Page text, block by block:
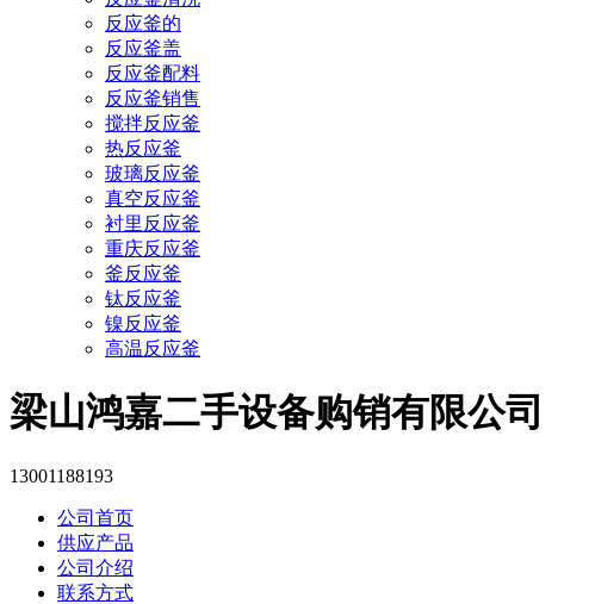
反应釜的
反应釜盖
反应釜配料
反应釜销售
搅拌反应釜
热反应釜
玻璃反应釜
真空反应釜
衬里反应釜
重庆反应釜
釜反应釜
钛反应釜
镍反应釜
高温反应釜
梁山鸿嘉二手设备购销有限公司
13001188193
公司首页
供应产品
公司介绍
联系方式